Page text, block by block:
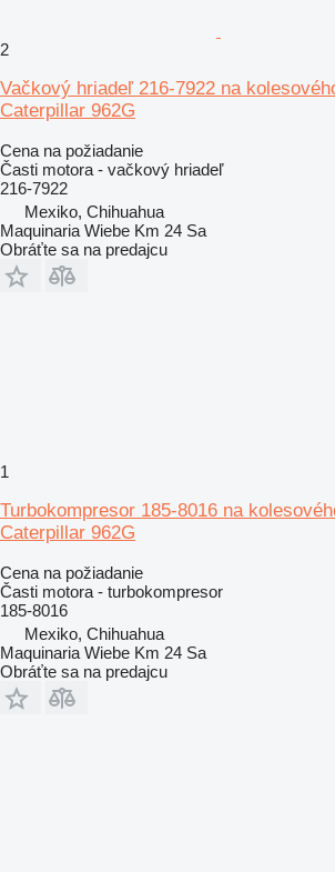
2
Vačkový hriadeľ 216-7922 na
Caterpillar 962G
Cena na požiadanie
Časti motora - vačkový hriadeľ
216-7922
Mexiko, Chihuahua
Maquinaria Wiebe Km 24 Sa
Obráťte sa na predajcu
1
Turbokompresor 185-8016 na
Caterpillar 962G
Cena na požiadanie
Časti motora - turbokompresor
185-8016
Mexiko, Chihuahua
Maquinaria Wiebe Km 24 Sa
Obráťte sa na predajcu